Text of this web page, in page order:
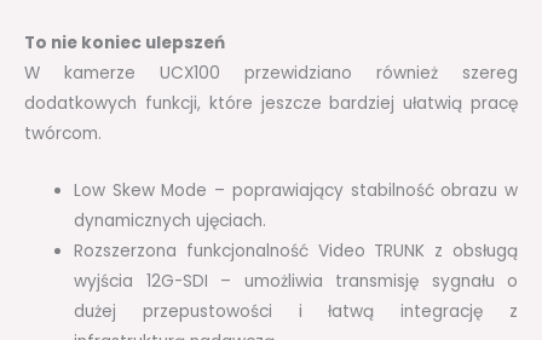
To nie koniec ulepszeń
W kamerze UCX100 przewidziano również szereg
dodatkowych funkcji, które jeszcze bardziej ułatwią pracę
twórcom.
Low Skew Mode – poprawiający stabilność obrazu w
dynamicznych ujęciach.
Rozszerzona funkcjonalność Video TRUNK z obsługą
wyjścia 12G-SDI – umożliwia transmisję sygnału o
dużej przepustowości i łatwą integrację z